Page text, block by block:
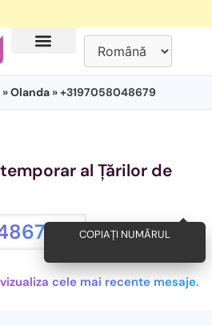
»Olanda » +3197058048679
al Țărilor de
COPIAȚI NUMĂRUL
cele mai recente mesaje.